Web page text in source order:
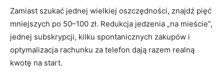
Zamiast szukać jednej wielkiej oszczędności, znajdź pięć
mniejszych po 50–100 zł. Redukcja jedzenia „na mieście”,
jednej subskrypcji, kilku spontanicznych zakupów i
optymalizacja rachunku za telefon dają razem realną
kwotę na start.